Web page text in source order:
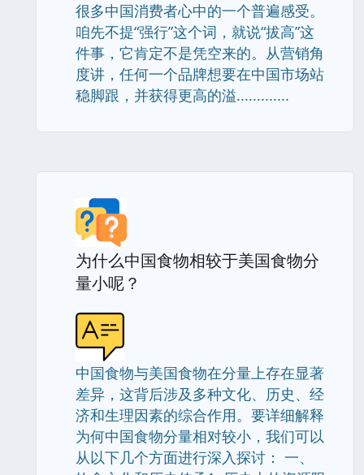
很多中国消费者心中的一个普遍感受。
咱先不提“强行”这个词，就说“拔高”这
件事，它肯定不是凭空来的。从营销角
度讲，任何一个品牌想要在中国市场站
稳脚跟，并获得更高的溢.............
为什么中国食物相较于美国食物分
量小呢？
中国食物与美国食物在分量上存在显著
差异，这背后涉及多种文化、历史、经
济和生理因素的综合作用。要详细解释
为何中国食物分量相对较小，我们可以
从以下几个方面进行深入探讨： 一、